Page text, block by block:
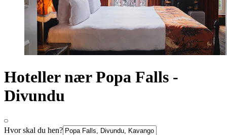
Hoteller nær Popa Falls -
Divundu
Hvor skal du hen?